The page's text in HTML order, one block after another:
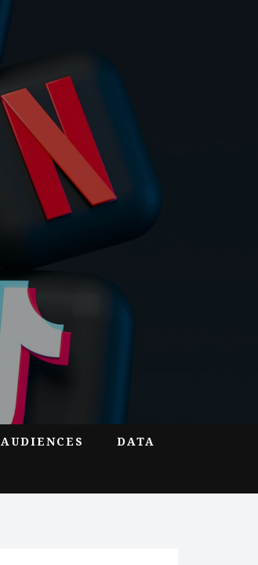
AUDIENCES DATA